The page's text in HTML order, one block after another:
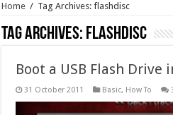
Home / Tag Archives: flashdisc
Tag Archives: flashdisc
Boot a USB Flash Drive
31 October 2011 Basic, How To